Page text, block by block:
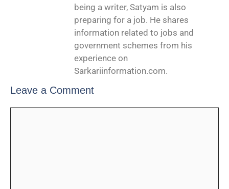
being a writer, Satyam is also
preparing for a job. He shares
information related to jobs and
government schemes from his
experience on
Sarkariinformation.com.
Leave a Comment